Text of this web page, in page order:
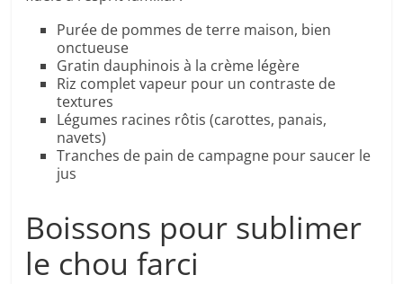
Purée de pommes de terre maison, bien
onctueuse
Gratin dauphinois à la crème légère
Riz complet vapeur pour un contraste de
textures
Légumes racines rôtis (carottes, panais,
navets)
Tranches de pain de campagne pour saucer le
jus
Boissons pour sublimer
le chou farci